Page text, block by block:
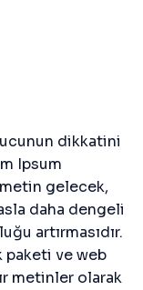
dikkatini
Ipsum
metin gelecek,
daha dengeli
artırmasıdır.
paketi ve web
metinler olarak